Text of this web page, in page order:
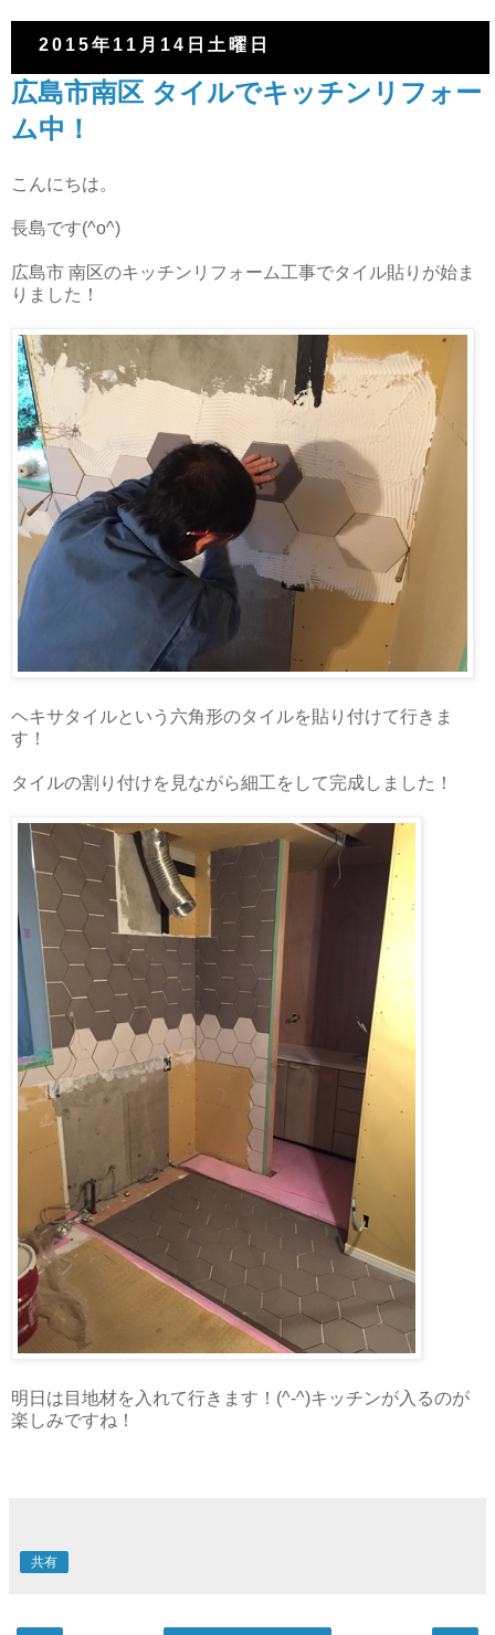
2015年11月14日土曜日
広島市南区 タイルでキッチンリフォー
ム中！
こんにちは。
長島です(^o^)
広島市 南区のキッチンリフォーム工事でタイル貼りが始ま
りました！
ヘキサタイルという六角形のタイルを貼り付けて行きま
す！
タイルの割り付けを見ながら細工をして完成しました！
明日は目地材を入れて行きます！(^-^)キッチンが入るのが
楽しみですね！
共有